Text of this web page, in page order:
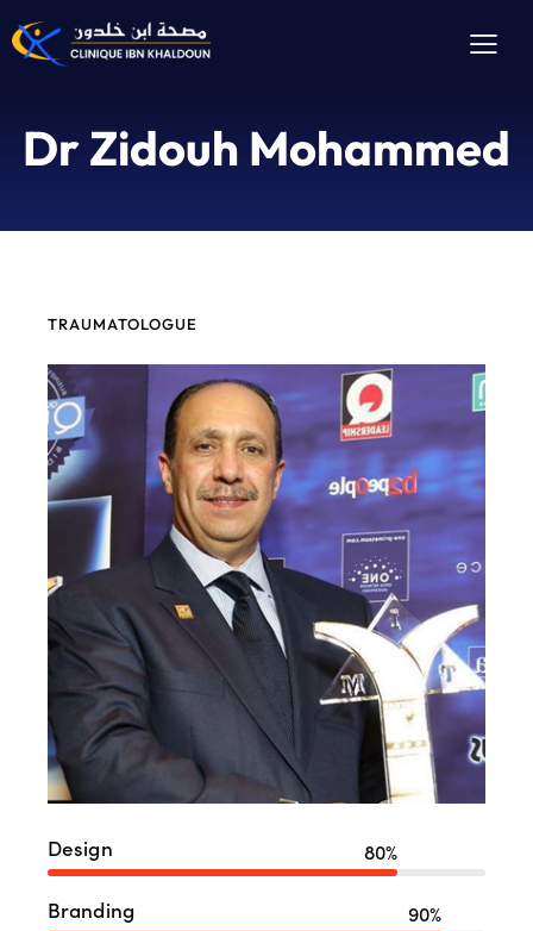
Dr Zidouh Mohammed
TRAUMATOLOGUE
Design 80%
Branding 90%